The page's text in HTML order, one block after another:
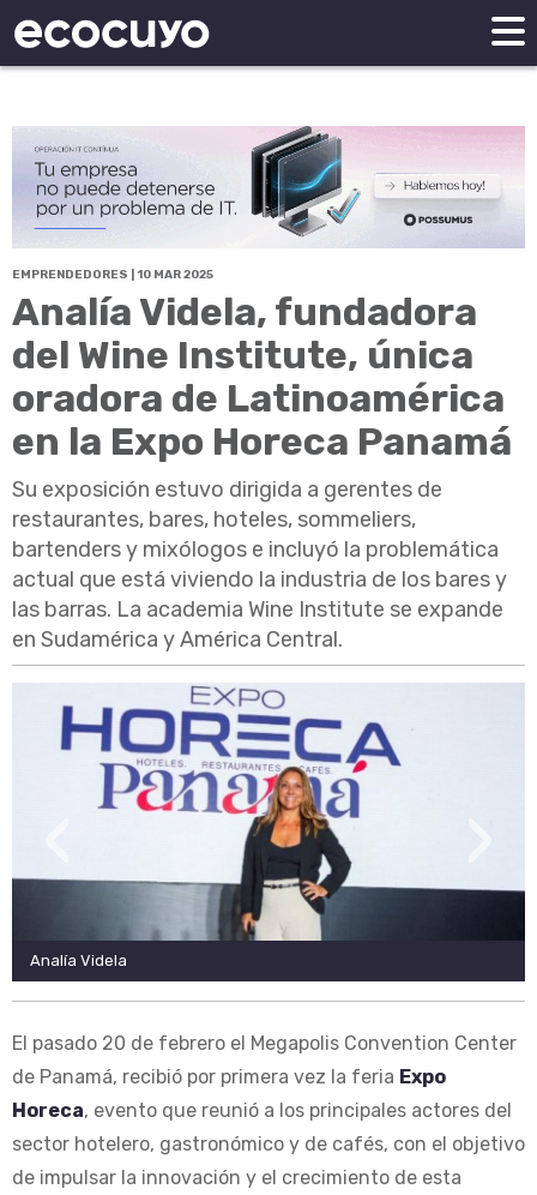
EMPRENDEDORES | 10 MAR 2025
Analía Videla, fundadora
del Wine Institute, única
oradora de Latinoamérica
en la Expo Horeca Panamá
Su exposición estuvo dirigida a gerentes de
restaurantes, bares, hoteles, sommeliers,
bartenders y mixólogos e incluyó la problemática
actual que está viviendo la industria de los bares y
las barras. La academia Wine Institute se expande
en Sudamérica y América Central.
Analía Videla
›
El pasado 20 de febrero el Megapolis Convention Center
de Panamá, recibió por primera vez la feria Expo
Horeca, evento que reunió a los principales actores del
sector hotelero, gastronómico y de cafés, con el objetivo
de impulsar la innovación y el crecimiento de esta